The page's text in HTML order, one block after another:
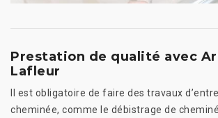
Prestation de qualité avec
Lafleur
Il est obligatoire de faire des travaux
cheminée, comme le débistrage de